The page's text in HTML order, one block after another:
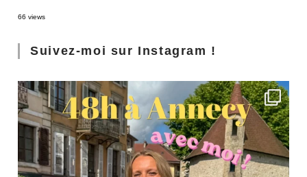
66 views
Suivez-moi sur Instagram !